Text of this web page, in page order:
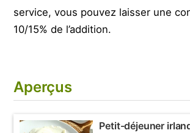
service, vous pouvez laisser une
10/15% de l’addition.
Aperçus
Petit-déjeuner